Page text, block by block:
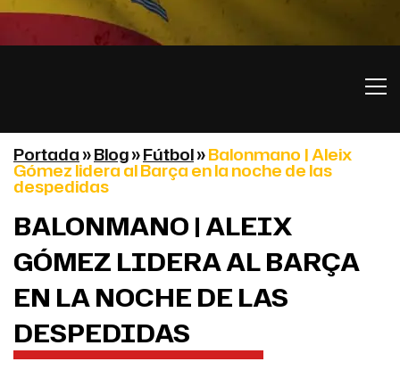
Portada»Blog»Fútbol»Balonmano | Aleix
Gómez lidera al Barça en la noche de las
despedidas
BALONMANO | ALEIX
GÓMEZ LIDERA AL BARÇA
EN LA NOCHE DE LAS
DESPEDIDAS